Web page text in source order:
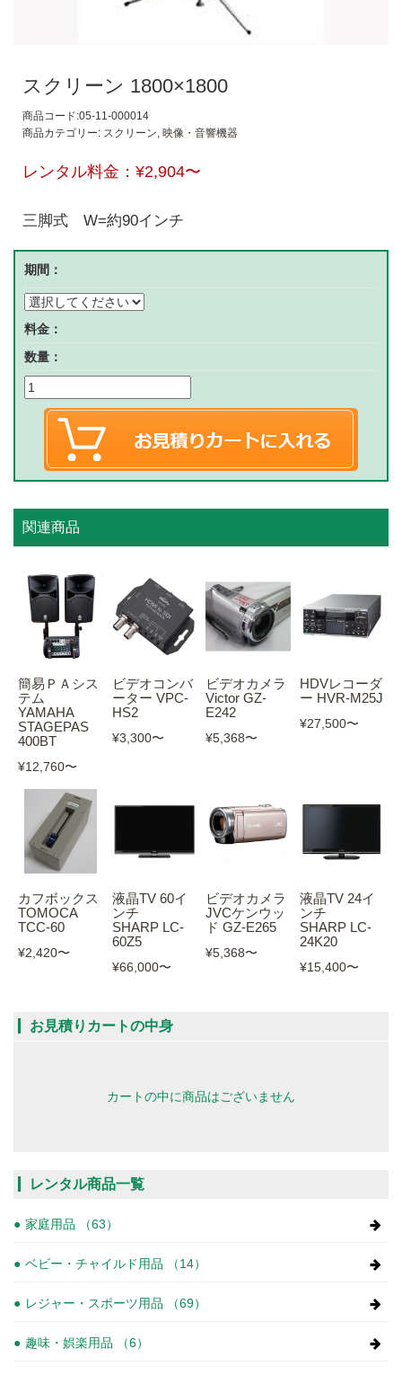
スクリーン 1800×1800
商品コード:05-11-000014
商品カテゴリー: スクリーン, 映像・音響機器
レンタル料金： ¥2,904〜
三脚式 W=約90インチ
期間：
料金：
数量：
関連商品
簡易ＰＡシス
テム
YAMAHA
STAGEPAS
400BT
¥12,760〜
ビデオコンバ
ーター VPC-
HS2
¥3,300〜
ビデオカメラ
Victor GZ-
E242
¥5,368〜
HDVレコーダ
ー HVR-M25J
¥27,500〜
カフボックス
TOMOCA
TCC-60
¥2,420〜
液晶TV 60イ
ンチ
SHARP LC-
60Z5
¥66,000〜
ビデオカメラ
JVCケンウッ
ド GZ-E265
¥5,368〜
液晶TV 24イ
ンチ
SHARP LC-
24K20
¥15,400〜
お見積りカートの中身
カートの中に商品はございません
レンタル商品一覧
家庭用品 （63）
ベビー・チャイルド用品 （14）
レジャー・スポーツ用品 （69）
趣味・娯楽用品 （6）